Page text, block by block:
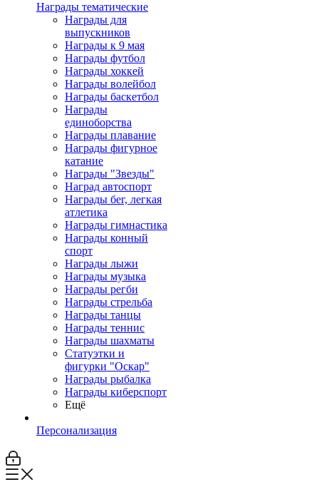
Награды тематические
Награды для
выпускников
Награды к 9 мая
Награды футбол
Награды хоккей
Награды волейбол
Награды баскетбол
Награды
единоборства
Награды плавание
Награды фигурное
катание
Награды "Звезды"
Наград автоспорт
Награды бег, легкая
атлетика
Награды гимнастика
Награды конный
спорт
Награды лыжи
Награды музыка
Награды регби
Награды стрельба
Награды танцы
Награды теннис
Награды шахматы
Статуэтки и
фигурки "Оскар"
Награды рыбалка
Награды киберспорт
Ещё
Персонализация